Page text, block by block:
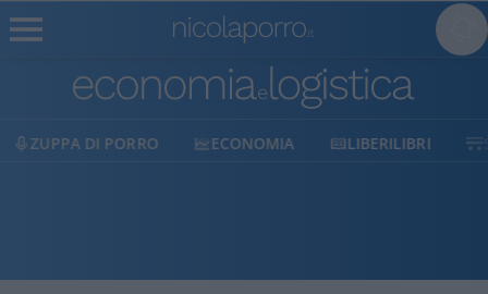
ECONOMIA LIBERILIBRI SHOP SOSTIENICI